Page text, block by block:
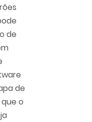
de
de
o